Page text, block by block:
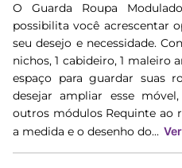
O Guarda Roupa
possibilita você acrescentar
seu desejo e necessidade.
nichos, 1 cabideiro, 1
espaço para guardar suas
desejar ampliar esse
outros módulos Requinte ao
a medida e o desenho do...